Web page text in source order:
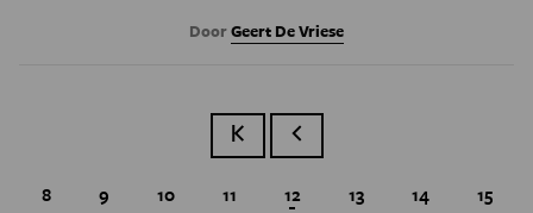
DoorGeert De Vriese
Eerste paginaVorige pagina
Page
8 Page
9 Page
10 Page
11 Huidige pagina
12 Page
13 Page
14 Page
15